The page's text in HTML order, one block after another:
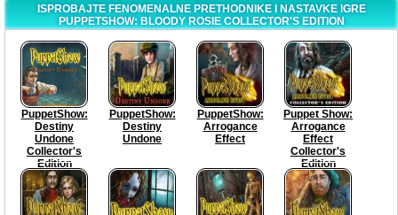
ISPROBAJTE FENOMENALNE PRETHODNIKE I NASTAVKE IGRE
PUPPETSHOW: BLOODY ROSIE COLLECTOR'S EDITION
PuppetShow:
Destiny
Undone
Collector's
Edition
PuppetShow:
Destiny
Undone
PuppetShow:
Arrogance
Effect
Puppet Show:
Arrogance
Effect
Collector's
Edition